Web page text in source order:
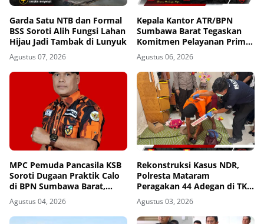
Garda Satu NTB dan Formal
BSS Soroti Alih Fungsi Lahan
Hijau Jadi Tambak di Lunyuk
Agustus 07, 2026
Kepala Kantor ATR/BPN
Sumbawa Barat Tegaskan
Komitmen Pelayanan Prima
dan Buka Pintu Pengaduan
Masyarakat
Agustus 06, 2026
MPC Pemuda Pancasila KSB
Soroti Dugaan Praktik Calo
di BPN Sumbawa Barat,
Desak Evaluasi Total dan
Turun Tangan Aparat
Penegak Hukum
Agustus 04, 2026
Rekonstruksi Kasus NDR,
Polresta Mataram
Peragakan 44 Adegan di TKP
Kos Gomong
Agustus 03, 2026